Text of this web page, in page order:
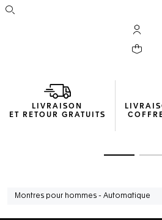
Ouvrir la barre de recherche
Votre
LIVRAISON
ET RETOUR GRATUITS
Montres pour hommes - Automatique